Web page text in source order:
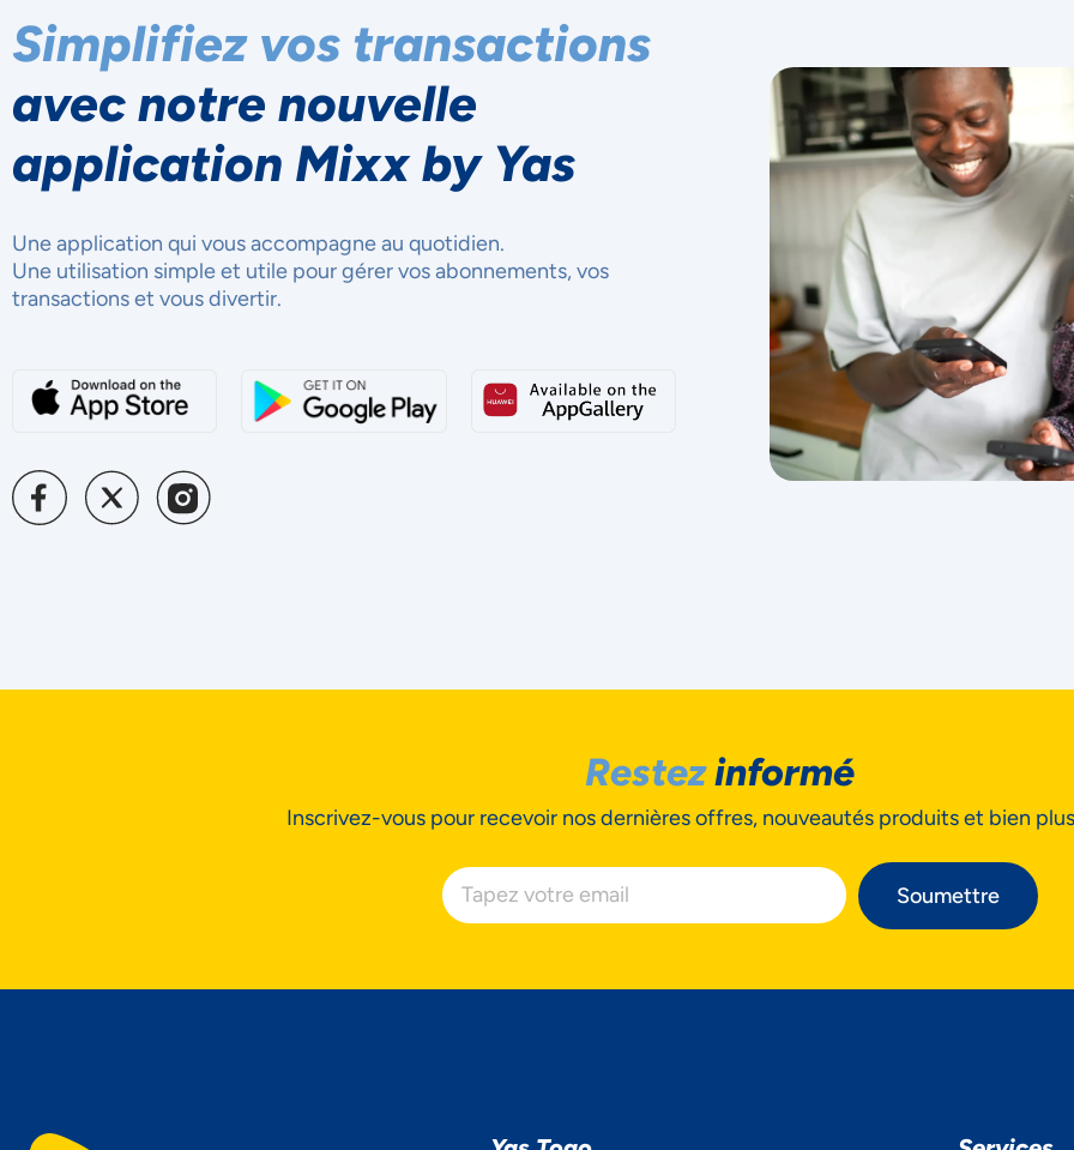
Simplifiez vos transactions
avec notre nouvelle
application Mixx by Yas
Une application qui vous accompagne au quotidien.
Une utilisation simple et utile pour gérer vos abonnements, vos
transactions et vous divertir.
Restezinformé
Inscrivez-vous pour recevoir nos dernières offres, nouveautés produits et bien
Soumettre